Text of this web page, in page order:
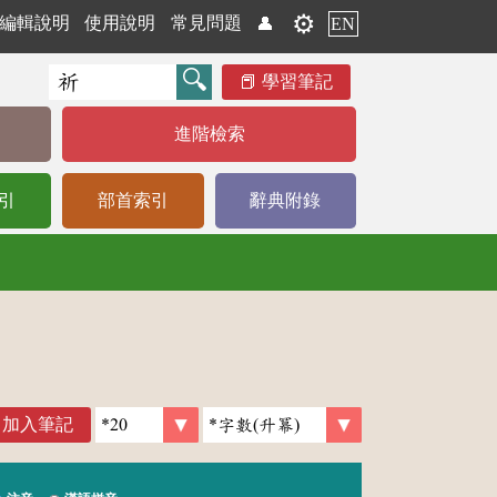
編輯說明 使用說明 常見問題 👤 ⚙️ EN
學習筆記
進階檢索
部首索引 辭典附錄
加入筆記